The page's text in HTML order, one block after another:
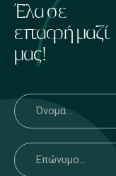
Έλα σε
επαφή μαζί
μας!